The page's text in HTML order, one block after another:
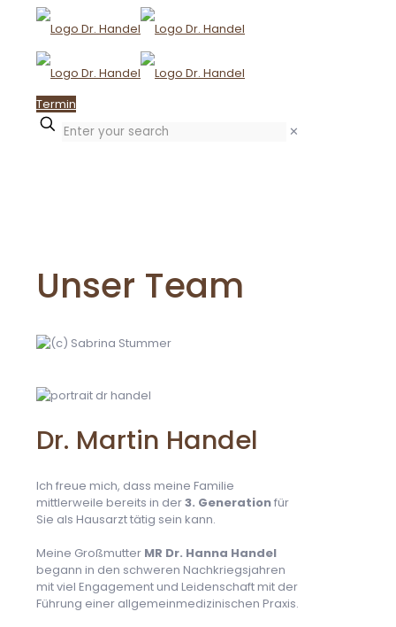
Termin
your
✕
Unser Team
Dr. Martin Handel
Ich freue mich, dass meine Familie
mittlerweile bereits in der3. Generationfür
Sie als Hausarzt tätig sein kann.
Meine Großmutter MR Dr. Hanna Handel
begann in den schweren Nachkriegsjahren
mit viel Engagement und Leidenschaft mit der
Führung einer allgemeinmedizinischen Praxis.